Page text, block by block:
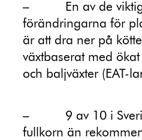
–
En av de
förändringarna för
är att dra ner på
växtbaserat med
och baljväxter (EAT-
–
9 av 10 i
fullkorn än